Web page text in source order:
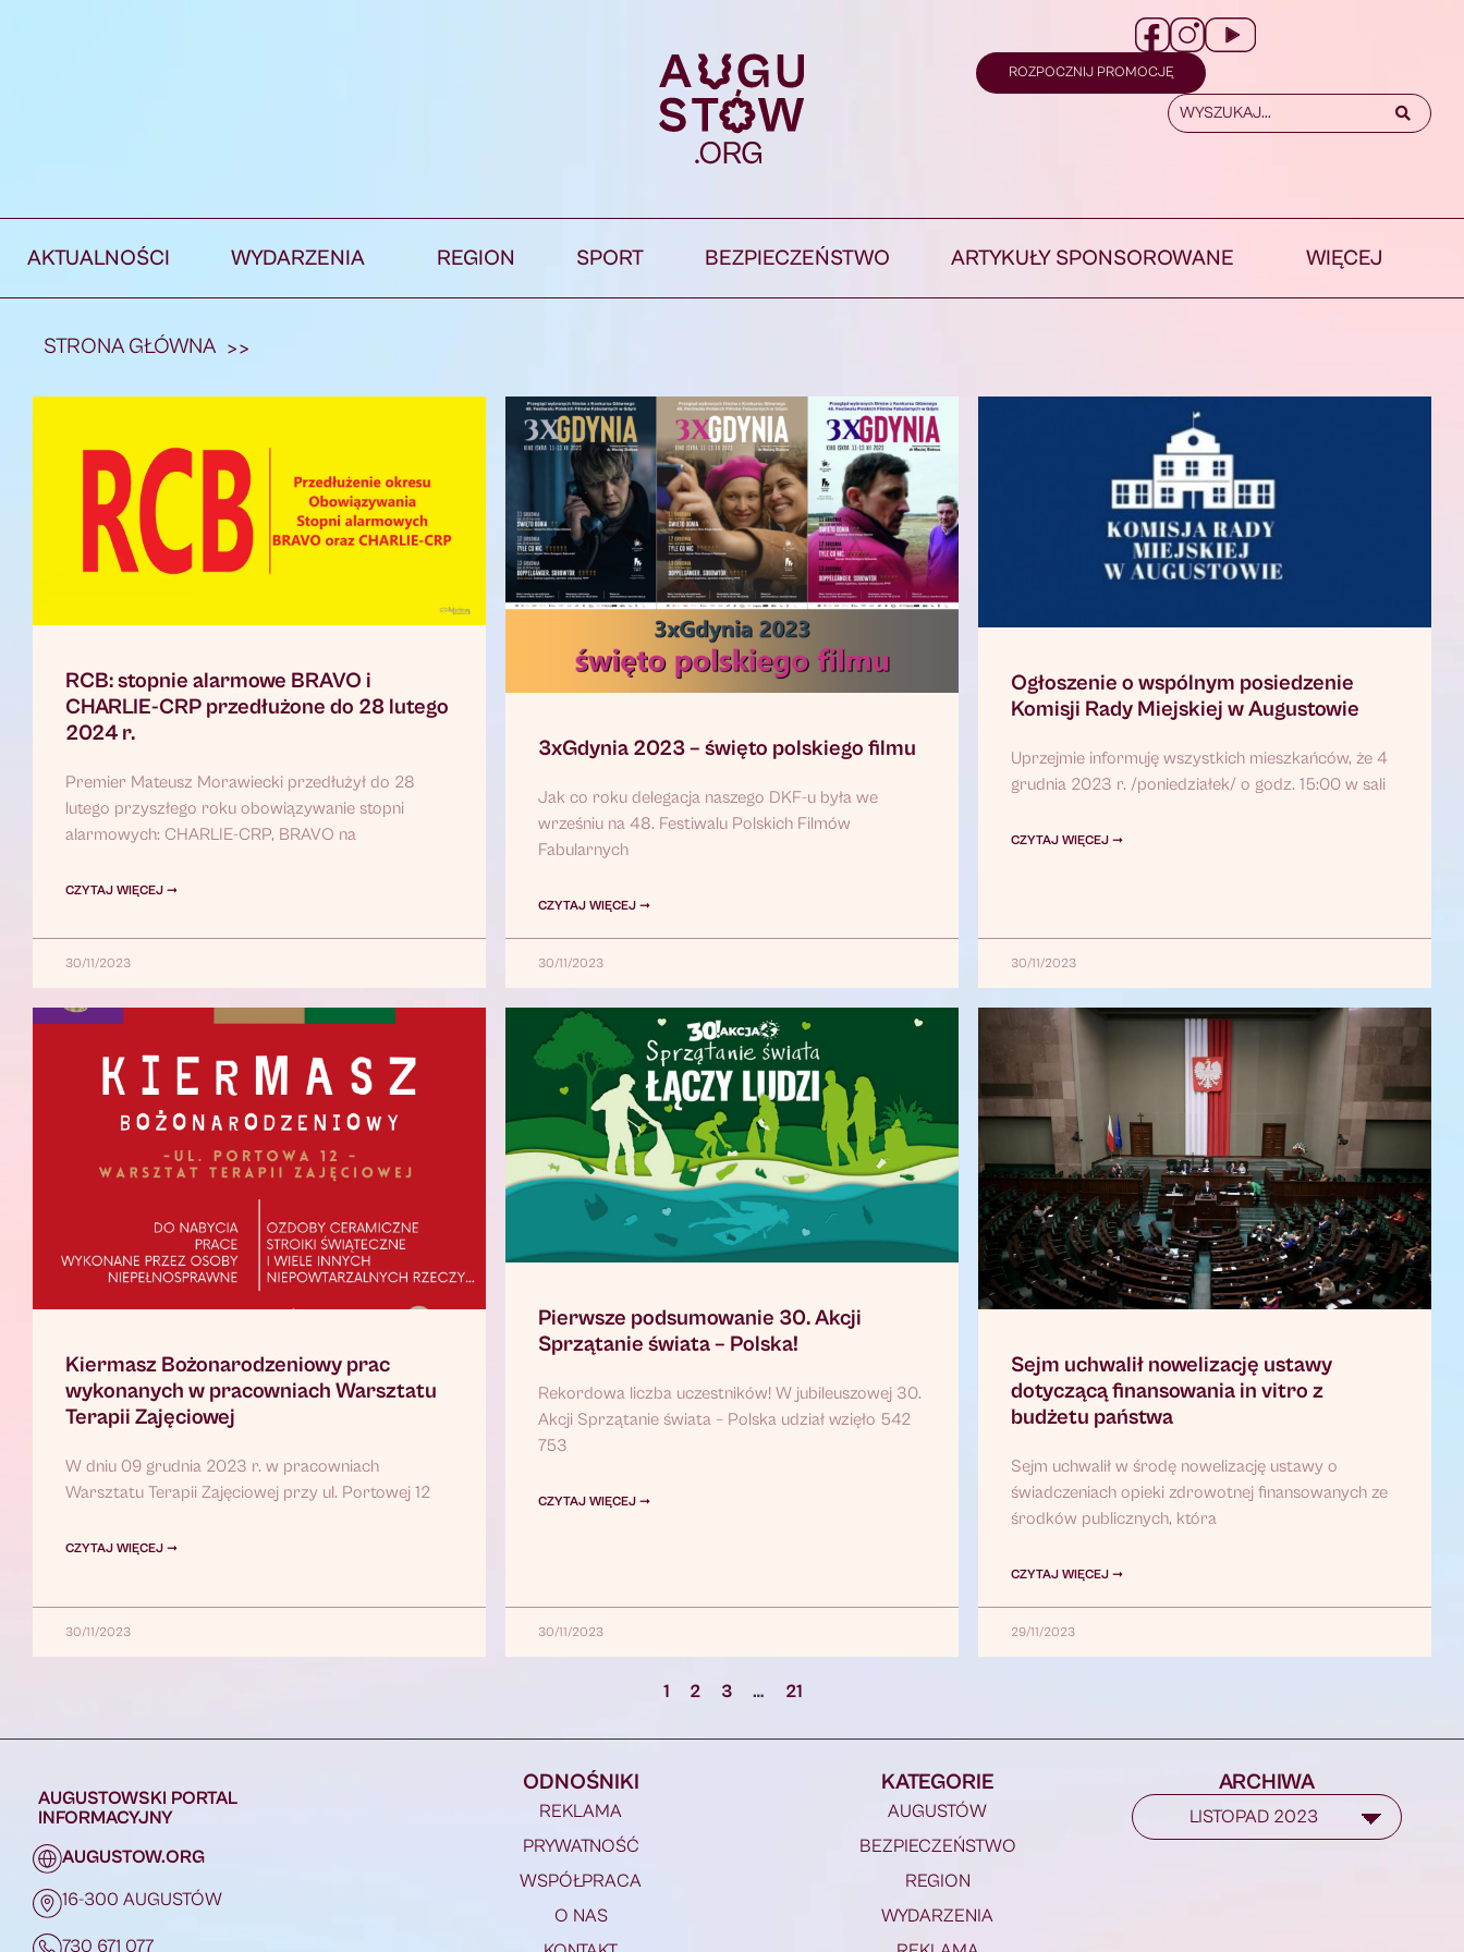
ROZPOCZNIJ PROMOCJĘ
AKTUALNOŚCI WYDARZENIA REGION SPORT BEZPIECZEŃSTWO ARTYKUŁY SPONSOROWANE WIĘCEJ
STRONA GŁÓWNA >>
RCB: stopnie alarmowe BRAVO i
CHARLIE-CRP przedłużone do 28 lutego
2024 r.
Premier Mateusz Morawiecki przedłużył do 28
lutego przyszłego roku obowiązywanie stopni
alarmowych: CHARLIE-CRP, BRAVO na
CZYTAJ WIĘCEJ ➞
30/11/2023
3xGdynia 2023 – święto polskiego filmu
Jak co roku delegacja naszego DKF-u była we
wrześniu na 48. Festiwalu Polskich Filmów
Fabularnych
CZYTAJ WIĘCEJ ➞
30/11/2023
Ogłoszenie o wspólnym posiedzenie
Komisji Rady Miejskiej w Augustowie
Uprzejmie informuję wszystkich mieszkańców, że 4
grudnia 2023 r. /poniedziałek/ o godz. 15:00 w sali
CZYTAJ WIĘCEJ ➞
30/11/2023
Kiermasz Bożonarodzeniowy prac
wykonanych w pracowniach Warsztatu
Terapii Zajęciowej
W dniu 09 grudnia 2023 r. w pracowniach
Warsztatu Terapii Zajęciowej przy ul. Portowej 12
CZYTAJ WIĘCEJ ➞
30/11/2023
Pierwsze podsumowanie 30. Akcji
Sprzątanie świata – Polska!
Rekordowa liczba uczestników! W jubileuszowej 30.
Akcji Sprzątanie świata – Polska udział wzięło 542
753
CZYTAJ WIĘCEJ ➞
30/11/2023
Sejm uchwalił nowelizację ustawy
dotyczącą finansowania in vitro z
budżetu państwa
Sejm uchwalił w środę nowelizację ustawy o
świadczeniach opieki zdrowotnej finansowanych ze
środków publicznych, która
CZYTAJ WIĘCEJ ➞
29/11/2023
1 2 3 … 21
AUGUSTOWSKI PORTAL
INFORMACYJNY
AUGUSTOW.ORG
16-300 AUGUSTÓW
730 671 077
ODNOŚNIKI
REKLAMA
PRYWATNOŚĆ
WSPÓŁPRACA
O NAS
KATEGORIE
AUGUSTÓW
BEZPIECZEŃSTWO
REGION
WYDARZENIA
ARCHIWA